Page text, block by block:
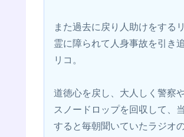
また過去に戻り人助けをするリ
霊に障られて人身事故を引き
リコ。
道徳心を戻し、大人しく警察
スノードロップを回収して、
すると毎朝聞いていたラジオ